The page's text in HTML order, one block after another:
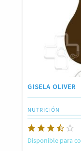
GISELA OLIVER
NUTRICIÓN
Disponible para